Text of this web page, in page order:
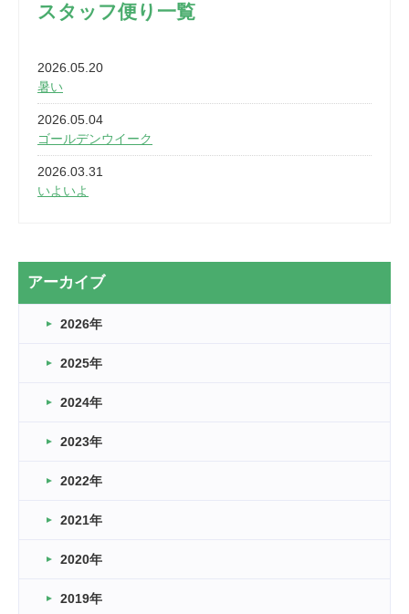
スタッフ便り一覧
2026.05.20
暑い
2026.05.04
ゴールデンウイーク
2026.03.31
いよいよ
2026.03.20
なぎなた
2026.03.16
車いすバスケとRくんのお話
卒業・卒園の季節★
2026.03.11
緑ケ丘体育館
2022.11.03
緑ケ丘体育館
アーカイブ
2026年
2025年
2024年
2023年
2022年
2021年
2020年
2019年